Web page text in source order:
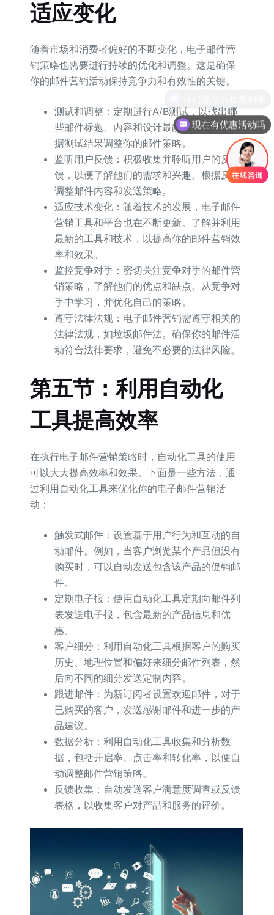
适应变化
随着市场和消费者偏好的不断变化，电子邮件营
销策略也需要进行持续的优化和调整。这是确保
你的邮件营销活动保持竞争力和有效性的关键。
测试和调整：定期进行A/B测试，以找出哪
些邮件标题、内容和设计最能吸引用户。根
据测试结果调整你的邮件策略。
监听用户反馈：积极收集并聆听用户的反
馈，以便了解他们的需求和兴趣。根据反馈
调整邮件内容和发送策略。
适应技术变化：随着技术的发展，电子邮件
营销工具和平台也在不断更新。了解并利用
最新的工具和技术，以提高你的邮件营销效
率和效果。
监控竞争对手：密切关注竞争对手的邮件营
销策略，了解他们的优点和缺点。从竞争对
手中学习，并优化自己的策略。
遵守法律法规：电子邮件营销需遵守相关的
法律法规，如垃圾邮件法。确保你的邮件活
动符合法律要求，避免不必要的法律风险。
第五节：利用自动化
工具提高效率
在执行电子邮件营销策略时，自动化工具的使用
可以大大提高效率和效果。下面是一些方法，通
过利用自动化工具来优化你的电子邮件营销活
动：
触发式邮件：设置基于用户行为和互动的自
动邮件。例如，当客户浏览某个产品但没有
购买时，可以自动发送包含该产品的促销邮
件。
定期电子报：使用自动化工具定期向邮件列
表发送电子报，包含最新的产品信息和优
惠。
客户细分：利用自动化工具根据客户的购买
历史、地理位置和偏好来细分邮件列表，然
后向不同的细分发送定制内容。
跟进邮件：为新订阅者设置欢迎邮件，对于
已购买的客户，发送感谢邮件和进一步的产
品建议。
数据分析：利用自动化工具收集和分析数
据，包括开启率、点击率和转化率，以便自
动调整邮件营销策略。
反馈收集：自动发送客户满意度调查或反馈
表格，以收集客户对产品和服务的评价。
现在有优惠活动吗